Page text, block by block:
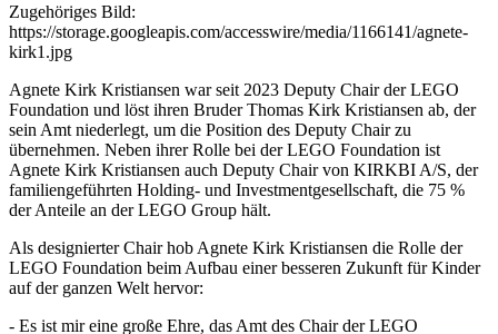
Zugehöriges Bild:
https://storage.googleapis.com/accesswire/media/1166141/agnete-
kirk1.jpg
Agnete Kirk Kristiansen war seit 2023 Deputy Chair der LEGO
Foundation und löst ihren Bruder Thomas Kirk Kristiansen ab, der
sein Amt niederlegt, um die Position des Deputy Chair zu
übernehmen. Neben ihrer Rolle bei der LEGO Foundation ist
Agnete Kirk Kristiansen auch Deputy Chair von KIRKBI A/S, der
familiengeführten Holding- und Investmentgesellschaft, die 75 %
der Anteile an der LEGO Group hält.
Als designierter Chair hob Agnete Kirk Kristiansen die Rolle der
LEGO Foundation beim Aufbau einer besseren Zukunft für Kinder
auf der ganzen Welt hervor:
- Es ist mir eine große Ehre, das Amt des Chair der LEGO